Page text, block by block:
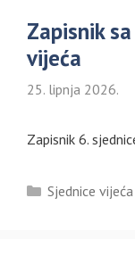
Zapisnik
vijeća
25. lipnja 2026.
Zapisnik 6.
Kategorije
Sjednice vijeća